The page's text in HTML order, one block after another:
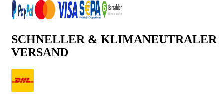
SCHNELLER & KLIMANEUTRALER
VERSAND